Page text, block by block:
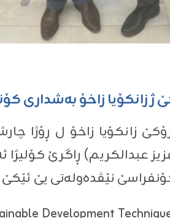
ژ زانکۆیا زاخۆ بەشداری
عبدالکریم) ڕاگرێ